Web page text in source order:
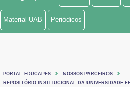
Ministério de Minas e Energia
Ministério do Turismo
Material UAB Periódicos
PORTAL EDUCAPES
NOSSOS PARCEIROS
REPOSITÓRIO INSTITUCIONAL DA UNIVERSIDADE